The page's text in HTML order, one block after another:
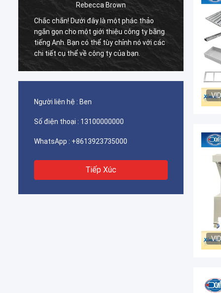
Rebecca Brown
Chắc chắn! Dưới đây là một phác thảo
ngắn gọn cho một giới thiệu công ty bằng
tiếng Anh. Bạn có thể tùy chỉnh nó với các
chi tiết cụ thể về công ty của bạn.
Sản
giọt
để
Người liên hệ : Ben
Số điện thoại : 13100000000
WhatsApp : +8613923735000
Tiếp Xúc